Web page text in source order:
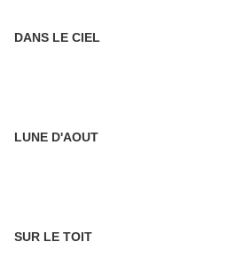
DANS LE CIEL
LUNE D'AOUT
SUR LE TOIT